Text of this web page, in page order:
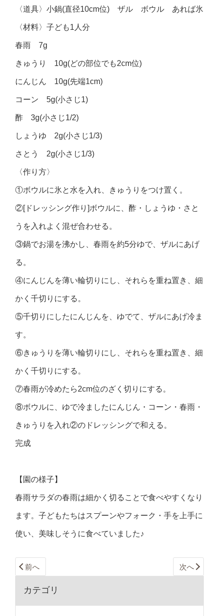
〈道具〉小鍋(直径10cm位) ザル ボウル あれば氷
〈材料〉子ども1人分
春雨 7g
きゅうり 10g(どの部位でも2cm位)
にんじん 10g(先端1cm)
コーン 5g(小さじ1)
酢 3g(小さじ1/2)
しょうゆ 2g(小さじ1/3)
さとう 2g(小さじ1/3)
〈作り方〉
①ボウルに氷と水を入れ、きゅうりをつけ置く。
②[ドレッシング作り]ボウルに、酢・しょうゆ・さと
うを入れよく混ぜ合わせる。
③鍋でお湯を沸かし、春雨を約5分ゆで、ザルにあげ
る。
④にんじんを薄い輪切りにし、それらを重ね置き、細
かく千切りにする。
⑤千切りにしたにんじんを、ゆでて、ザルにあげ冷ま
す。
⑥きゅうりを薄い輪切りにし、それらを重ね置き、細
かく千切りにする。
⑦春雨が冷めたら2cm位のざく切りにする。
⑧ボウルに、ゆで冷ましたにんじん・コーン・春雨・
きゅうりを入れ②のドレッシングで和える。
完成
【園の様子】
春雨サラダの春雨は細かく切ることで食べやすくなり
ます。子どもたちはスプーンやフォーク・手を上手に
使い、美味しそうに食べていました♪
前へ 次へ
カテゴリ